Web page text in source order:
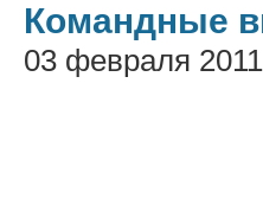
Командные
03 февраля 2011